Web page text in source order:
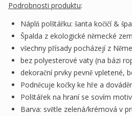
Podrobnosti produktu:
Náplň polštářku: šanta kočičí &
Špalda z ekologické německé
všechny přísady pocházejí z
bez polyesterové vaty (na bázi
dekorační prvky pevně vpletené,
Podněcuje kočky ke hře a
Polštářek na hraní se sovím
Barva: světle zelená/krémová v